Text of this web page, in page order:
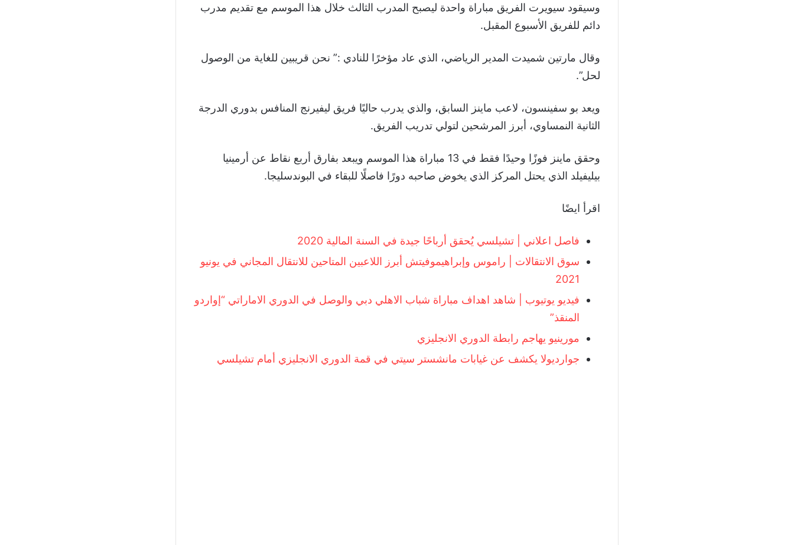
وسيقود سيويرت الفريق مباراة واحدة ليصبح المدرب الثالث خلال هذا الموسم مع تقديم مدرب
دائم للفريق الأسبوع المقبل.
وقال مارتين شميدت المدير الرياضي، الذي عاد مؤخرًا للنادي :” نحن قريبين للغاية من الوصول
لحل”.
ويعد بو سفينسون، لاعب ماينز السابق، والذي يدرب حاليًا فريق ليفيرنج المنافس بدوري الدرجة
الثانية النمساوي، أبرز المرشحين لتولي تدريب الفريق.
وحقق ماينز فوزًا وحيدًا فقط في 13 مباراة هذا الموسم ويبعد بفارق أربع نقاط عن أرمينيا
بيليفيلد الذي يحتل المركز الذي يخوض صاحبه دورًا فاصلًا للبقاء في البوندسليجا.
اقرأ ايضًا
فاصل اعلاني | تشيلسي يُحقق أرباحًا جيدة في السنة المالية 2020
سوق الانتقالات | راموس وإبراهيموفيتش أبرز اللاعبين المتاحين للانتقال المجاني في يونيو
2021
فيديو يوتيوب | شاهد اهداف مباراة شباب الاهلي دبي والوصل في الدوري الاماراتي “إواردو
المنقذ”
مورينيو يهاجم رابطة الدوري الانجليزي
جوارديولا يكشف عن غيابات مانشستر سيتي في قمة الدوري الانجليزي أمام تشيلسي